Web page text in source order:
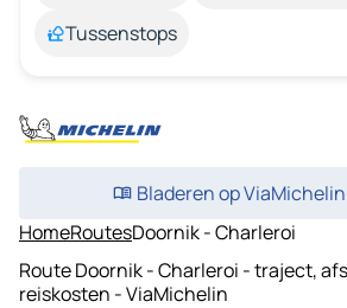
Tussenstops
Bladeren op
HomeRoutesDoornik - Charleroi
Route Doornik - Charleroi - traject,
reiskosten - ViaMichelin